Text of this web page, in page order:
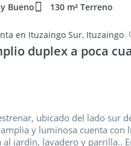
Bueno 130 m² Terreno
en Ituzaingo Sur, Ituzaingo|
duplex a poca
ubicado del lado sur
y luminosa cuenta
al jardín, lavadero y parrilla..